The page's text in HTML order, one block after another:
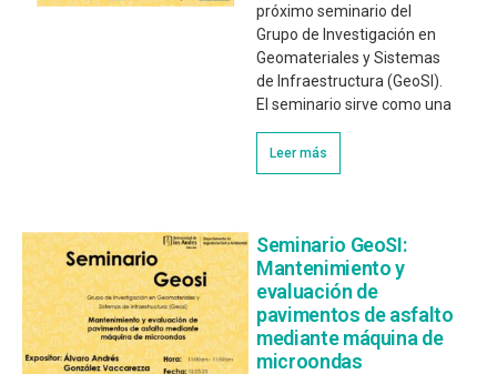
próximo seminario del
Grupo de Investigación en
Geomateriales y Sistemas
de Infraestructura (GeoSI).
El seminario sirve como una
Leer más
Seminario GeoSI:
Mantenimiento y
evaluación de
pavimentos de asfalto
mediante máquina de
microondas